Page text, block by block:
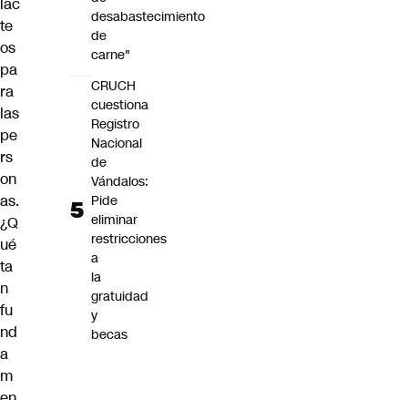
te
os
pa
ra
las
pe
rs
on
as.
¿Q
ué
ta
n
fu
nd
a
m
desabastecimiento
de
carne"
CRUCH
cuestiona
Registro
Nacional
de
Vándalos:
Pide
eliminar
restricciones
a
la
gratuidad
y
becas